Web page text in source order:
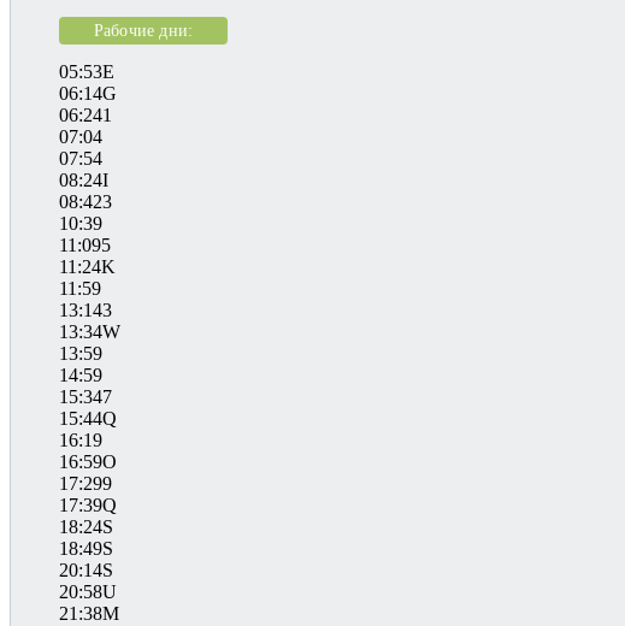
Рабочие дни:
05:53E
06:14G
06:241
07:04
07:54
08:24I
08:423
10:39
11:095
11:24K
11:59
13:143
13:34W
13:59
14:59
15:347
15:44Q
16:19
16:59O
17:299
17:39Q
18:24S
18:49S
20:14S
20:58U
21:38M